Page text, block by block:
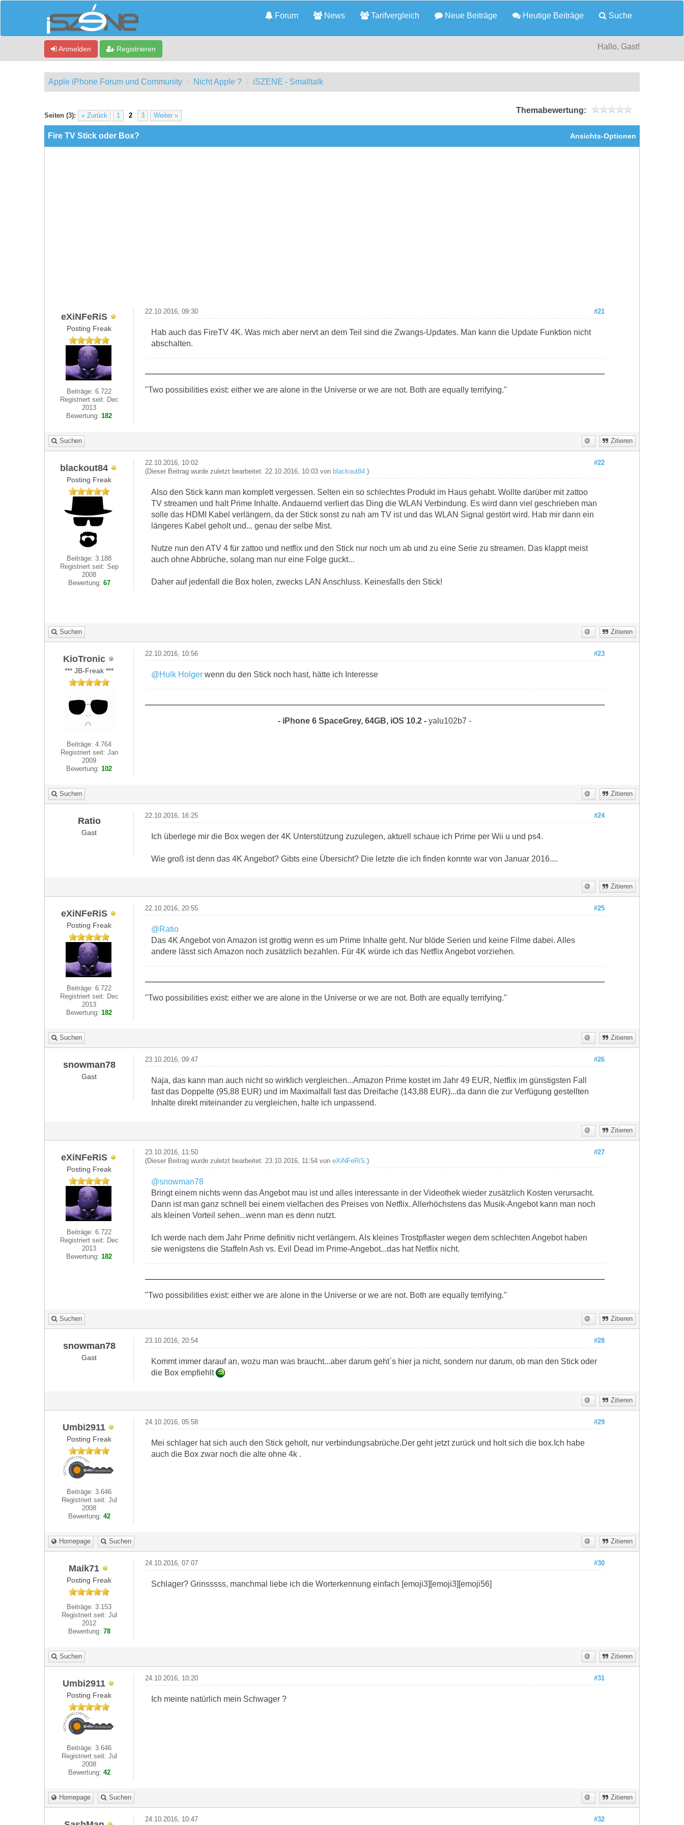
Forum News Tarifvergleich Neue Beiträge Heutige Beiträge Suche
Anmelden Registrieren Hallo, Gast!
Apple iPhone Forum und Community Nicht Apple ? iSZENE - Smalltalk
Seiten (3): « Zurück 1 2 3 Weiter »
Themabewertung:
0 Bewertung(en) - 0 im Durchschnitt
1
2
3
4
5
Ansichts-Optionen
Fire TV Stick oder Box?
eXiNFeRiS
Posting Freak
Beiträge: 6.722
Registriert seit: Dec
2013
Bewertung:182
#21
22.10.2016, 09:30
Hab auch das FireTV 4K. Was mich aber nervt an dem Teil sind die Zwangs-Updates. Man kann die Update Funktion nicht
abschalten.
"Two possibilities exist: either we are alone in the Universe or we are not. Both are equally terrifying."
Suchen Zitieren
blackout84
Posting Freak
Beiträge: 3.188
Registriert seit: Sep
2008
Bewertung: 67
#22
22.10.2016, 10:02
(Dieser Beitrag wurde zuletzt bearbeitet: 22.10.2016, 10:03 von blackout84.)
Also den Stick kann man komplett vergessen. Selten ein so schlechtes Produkt im Haus gehabt. Wollte darüber mit zattoo
TV streamen und halt Prime Inhalte. Andauernd verliert das Ding die WLAN Verbindung. Es wird dann viel geschrieben man
solle das HDMI Kabel verlängern, da der Stick sonst zu nah am TV ist und das WLAN Signal gestört wird. Hab mir dann ein
längeres Kabel geholt und... genau der selbe Mist.
Nutze nun den ATV 4 für zattoo und netflix und den Stick nur noch um ab und zu eine Serie zu streamen. Das klappt meist
auch ohne Abbrüche, solang man nur eine Folge guckt...
Daher auf jedenfall die Box holen, zwecks LAN Anschluss. Keinesfalls den Stick!
Suchen Zitieren
KioTronic
*** JB-Freak ***
Beiträge: 4.764
Registriert seit: Jan
2009
Bewertung:102
#23
22.10.2016, 10:56
@Hulk Holgerwenn du den Stick noch hast, hätte ich Interesse
- iPhone 6 SpaceGrey, 64GB, iOS 10.2 - yalu102b7 -
Suchen Zitieren
Ratio
Gast
#24
22.10.2016, 16:25
Ich überlege mir die Box wegen der 4K Unterstützung zuzulegen, aktuell schaue ich Prime per Wii u und ps4.
Wie groß ist denn das 4K Angebot? Gibts eine Übersicht? Die letzte die ich finden konnte war von Januar 2016....
Zitieren
eXiNFeRiS
Posting Freak
Beiträge: 6.722
Registriert seit: Dec
2013
Bewertung:182
#25
22.10.2016, 20:55
@Ratio
Das 4K Angebot von Amazon ist grottig wenn es um Prime Inhalte geht. Nur blöde Serien und keine Filme dabei. Alles
andere lässt sich Amazon noch zusätzlich bezahlen. Für 4K würde ich das Netflix Angebot vorziehen.
"Two possibilities exist: either we are alone in the Universe or we are not. Both are equally terrifying."
Suchen Zitieren
snowman78
Gast
#26
23.10.2016, 09:47
Naja, das kann man auch nicht so wirklich vergleichen...Amazon Prime kostet im Jahr 49 EUR, Netflix im günstigsten Fall
fast das Doppelte (95,88 EUR) und im Maximalfall fast das Dreifache (143,88 EUR)...da dann die zur Verfügung gestellten
Inhalte direkt miteinander zu vergleichen, halte ich unpassend.
Zitieren
eXiNFeRiS
Posting Freak
Beiträge: 6.722
Registriert seit: Dec
2013
Bewertung:182
#27
23.10.2016, 11:50
(Dieser Beitrag wurde zuletzt bearbeitet: 23.10.2016, 11:54 von eXiNFeRiS .)
@snowman78
Bringt einem nichts wenn das Angebot mau ist und alles interessante in der Videothek wieder zusätzlich Kosten verursacht.
Dann ist man ganz schnell bei einem vielfachen des Preises von Netflix. Allerhöchstens das Musik-Angebot kann man noch
als kleinen Vorteil sehen...wenn man es denn nutzt.
Ich werde nach dem Jahr Prime definitiv nicht verlängern. Als kleines Trostpflaster wegen dem schlechten Angebot haben
sie wenigstens die Staffeln Ash vs. Evil Dead im Prime-Angebot...das hat Netflix nicht.
"Two possibilities exist: either we are alone in the Universe or we are not. Both are equally terrifying."
Suchen Zitieren
snowman78
Gast
#28
23.10.2016, 20:54
Kommt immer darauf an, wozu man was braucht...aber darum geht´s hier ja nicht, sondern nur darum, ob man den Stick oder
die Box empfiehlt
Zitieren
Umbi2911
Posting Freak
Beiträge: 3.646
Registriert seit: Jul
2008
Bewertung: 42
#29
24.10.2016, 05:58
Mei schlager hat sich auch den Stick geholt, nur verbindungsabrüche.Der geht jetzt zurück und holt sich die box.Ich habe
auch die Box zwar noch die alte ohne 4k .
Homepage Suchen Zitieren
Maik71
Posting Freak
Beiträge: 3.153
Registriert seit: Jul
2012
Bewertung: 78
#30
24.10.2016, 07:07
Schlager? Grinsssss, manchmal liebe ich die Worterkennung einfach [emoji3][emoji3][emoji56]
Suchen Zitieren
Umbi2911
Posting Freak
Beiträge: 3.646
Registriert seit: Jul
2008
Bewertung: 42
#31
24.10.2016, 10:20
Ich meinte natürlich mein Schwager ?
Homepage Suchen Zitieren
#32
24.10.2016, 10:47